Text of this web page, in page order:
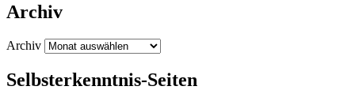
Archiv
Archiv
Selbsterkenntnis-Seiten